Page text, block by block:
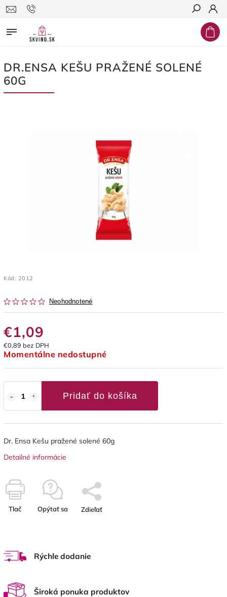
Hľadať
DR.ENSA KEŠU PRAŽENÉ SOLENÉ
60G
Kód: 2012
Neohodnotené
€1,09
€0,89 bez DPH
Momentálne nedostupné
Pridať do košíka
Dr. Ensa Kešu pražené solené 60g
Detailné informácie
Tlač Opýtať sa Zdieľať
Rýchle dodanie
Široká ponuka produktov